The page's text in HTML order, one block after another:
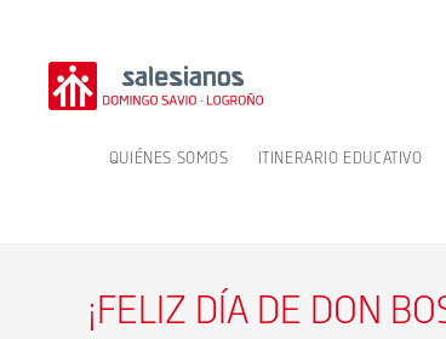
contenido
QUIÉNES SOMOS ITINERARIO EDUCATIVO
¡FELIZ DÍA DE DON